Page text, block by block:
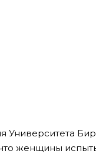
Университета
женщины